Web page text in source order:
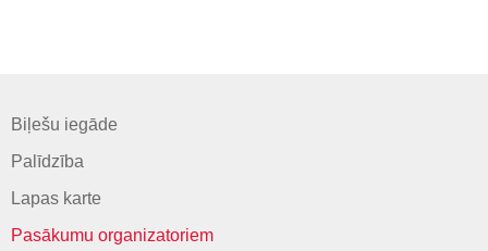
Biļešu iegāde
Palīdzība
Lapas karte
Pasākumu organizatoriem